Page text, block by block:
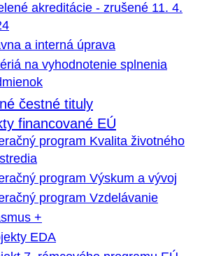
akreditácie - zrušené 11. 4.
a interná úprava
na vyhodnotenie splnenia
čestné tituly
financované EÚ
program Kvalita životného
program Výskum a vývoj
program Vzdelávanie
+
EDA